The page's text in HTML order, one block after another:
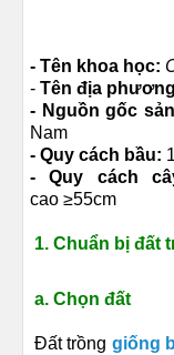
- Tên khoa học:
- Tên địa
- Nguồn gốc
Nam
- Quy cách bầu:
- Quy cách
cao ≥55cm
1. Chuẩn bị đất
a. Chọn đất
Đất trồng giống